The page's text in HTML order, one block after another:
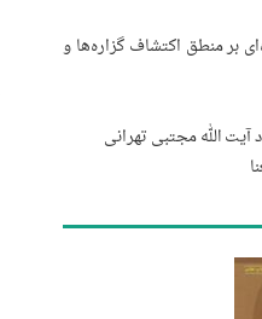
بر منطق اکتشاف گزاره‌ها و
الله مجتبى تهرانى